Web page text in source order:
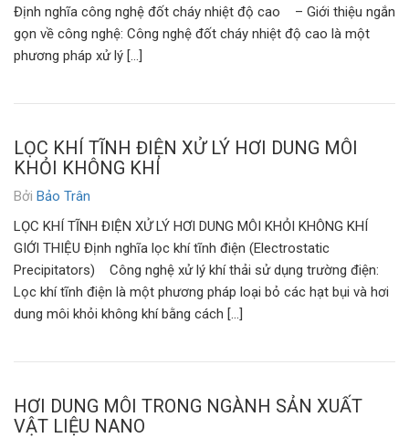
Định nghĩa công nghệ đốt cháy nhiệt độ cao – Giới thiệu ngắn
gọn về công nghệ: Công nghệ đốt cháy nhiệt độ cao là một
phương pháp xử lý […]
LỌC KHÍ TĨNH ĐIỆN XỬ LÝ HƠI DUNG MÔI
KHỎI KHÔNG KHÍ
Bởi Bảo Trân
LỌC KHÍ TĨNH ĐIỆN XỬ LÝ HƠI DUNG MÔI KHỎI KHÔNG KHÍ
GIỚI THIỆU Định nghĩa lọc khí tĩnh điện (Electrostatic
Precipitators) Công nghệ xử lý khí thải sử dụng trường điện:
Lọc khí tĩnh điện là một phương pháp loại bỏ các hạt bụi và hơi
dung môi khỏi không khí bằng cách […]
HƠI DUNG MÔI TRONG NGÀNH SẢN XUẤT
VẬT LIỆU NANO